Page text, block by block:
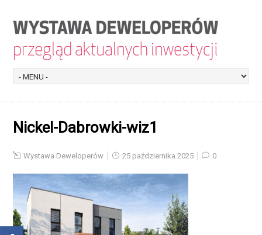
Nickel-Dabrowki-wiz1
Wystawa Deweloperów 25 października 2025 0